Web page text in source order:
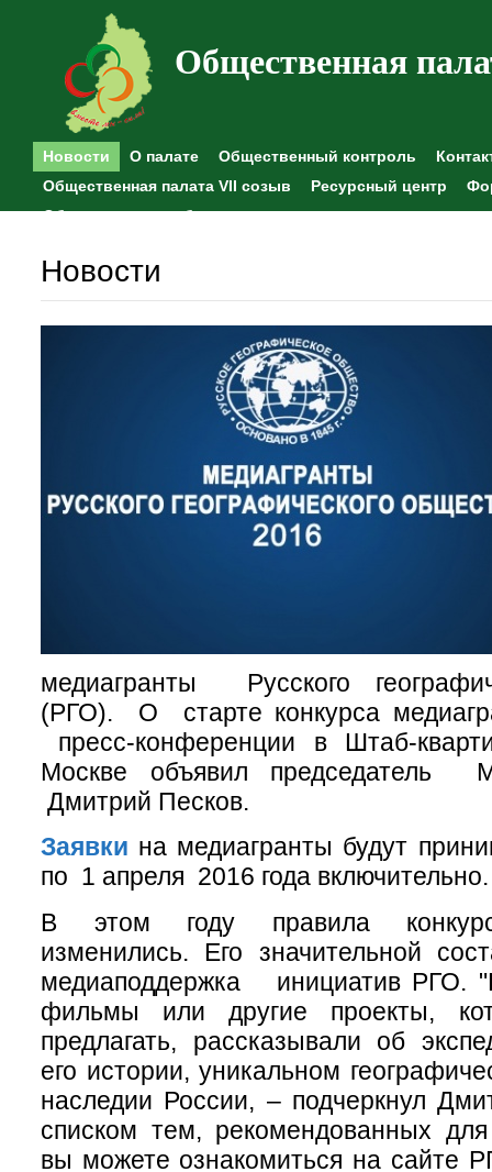
Общественная
Новости О палате Общественный контроль
Общественная палата VII созыв
Ресурсный центр
Общественные наблюдения
Новости
медиагранты Русского
(РГО). О старте конкурса
пресс-конференции в Штаб-
Москве объявил председатель
Дмитрий Песков.
Заявки на медиагранты будут
по 1 апреля 2016 года включительно.
В этом году правила
изменились. Его значительной
медиаподдержка инициатив РГО.
фильмы или другие проекты,
предлагать, рассказывали об
его истории, уникальном
наследии России, – подчеркнул
списком тем, рекомендованных
вы можете ознакомиться на сайте